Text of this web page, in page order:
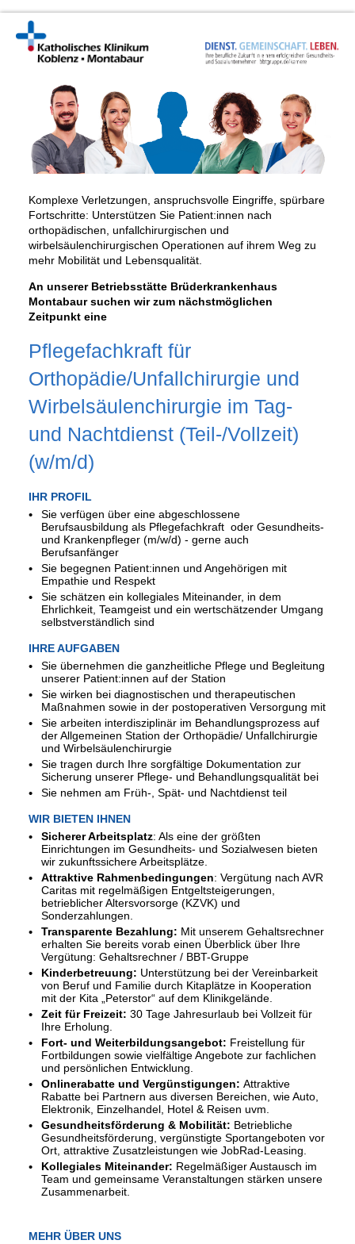
Komplexe Verletzungen, anspruchsvolle Eingriffe, spürbare
Fortschritte: Unterstützen Sie Patient:innen nach
orthopädischen, unfallchirurgischen und
wirbelsäulenchirurgischen Operationen auf ihrem Weg zu
mehr Mobilität und Lebensqualität.
An unserer Betriebsstätte Brüderkrankenhaus
Montabaur suchen wir zum nächstmöglichen
Zeitpunkt eine
Pflegefachkraft für
Orthopädie/Unfallchirurgie und
Wirbelsäulenchirurgie im Tag-
und Nachtdienst (Teil-/Vollzeit)
(w/m/d)
IHR PROFIL
Sie verfügen über eine abgeschlossene
Berufsausbildung als Pflegefachkraft oder Gesundheits-
und Krankenpfleger (m/w/d) - gerne auch
Berufsanfänger
Sie begegnen Patient:innen und Angehörigen mit
Empathie und Respekt
Sie schätzen ein kollegiales Miteinander, in dem
Ehrlichkeit, Teamgeist und ein wertschätzender Umgang
selbstverständlich sind
IHRE AUFGABEN
Sie übernehmen die ganzheitliche Pflege und Begleitung
unserer Patient:innen auf der Station
Sie wirken bei diagnostischen und therapeutischen
Maßnahmen sowie in der postoperativen Versorgung mit
Sie arbeiten interdisziplinär im Behandlungsprozess auf
der Allgemeinen Station der Orthopädie/ Unfallchirurgie
und Wirbelsäulenchirurgie
Sie tragen durch Ihre sorgfältige Dokumentation zur
Sicherung unserer Pflege- und Behandlungsqualität bei
Sie nehmen am Früh-, Spät- und Nachtdienst teil
WIR BIETEN IHNEN
Sicherer Arbeitsplatz: Als eine der größten
Einrichtungen im Gesundheits- und Sozialwesen bieten
wir zukunftssichere Arbeitsplätze.
Attraktive Rahmenbedingungen: Vergütung nach AVR
Caritas mit regelmäßigen Entgeltsteigerungen,
betrieblicher Altersvorsorge (KZVK) und
Sonderzahlungen.
Transparente Bezahlung: Mit unserem Gehaltsrechner
erhalten Sie bereits vorab einen Überblick über Ihre
Vergütung: Gehaltsrechner / BBT-Gruppe
Kinderbetreuung: Unterstützung bei der Vereinbarkeit
von Beruf und Familie durch Kitaplätze in Kooperation
mit der Kita „Peterstor“ auf dem Klinikgelände.
Zeit für Freizeit: 30 Tage Jahresurlaub bei Vollzeit für
Ihre Erholung.
Fort- und Weiterbildungsangebot: Freistellung für
Fortbildungen sowie vielfältige Angebote zur fachlichen
und persönlichen Entwicklung.
Onlinerabatte und Vergünstigungen: Attraktive
Rabatte bei Partnern aus diversen Bereichen, wie Auto,
Elektronik, Einzelhandel, Hotel & Reisen uvm.
Gesundheitsförderung & Mobilität: Betriebliche
Gesundheitsförderung, vergünstigte Sportangeboten vor
Ort, attraktive Zusatzleistungen wie JobRad-Leasing.
Kollegiales Miteinander: Regelmäßiger Austausch im
Team und gemeinsame Veranstaltungen stärken unsere
Zusammenarbeit.
MEHR ÜBER UNS